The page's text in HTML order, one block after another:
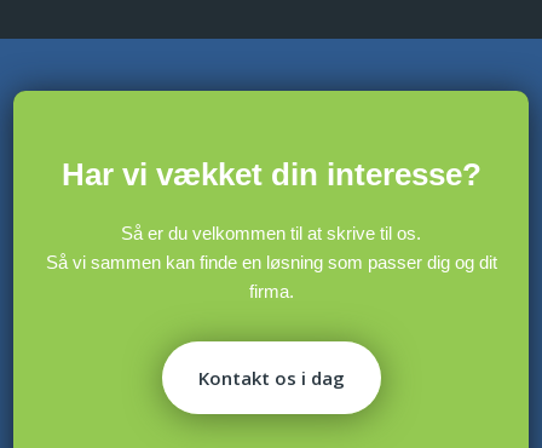
​Har vi vækket din interesse?
Så er du velkommen til at skrive til os.
​Så vi sammen kan finde en løsning som passer dig og dit
firma.
Kontakt os i dag